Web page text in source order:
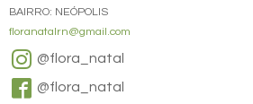
BAIRRO: NEÓPOLIS
floranatalrn@gmail.com
@flora_natal
@flora_natal